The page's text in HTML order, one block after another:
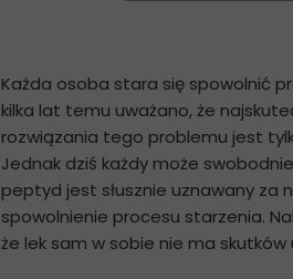
Każda osoba stara się spowolnić
kilka lat temu uważano, że
rozwiązania tego problemu jest
Jednak dziś każdy może
peptyd jest słusznie uznawany za
spowolnienie procesu starzenia.
że lek sam w sobie nie ma skutków